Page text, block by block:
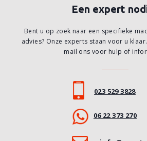
Een expert
Bent u op zoek naar een specifieke
advies? Onze experts staan voor u
mail ons voor hulp of
023 529 3828
06 22 373 270